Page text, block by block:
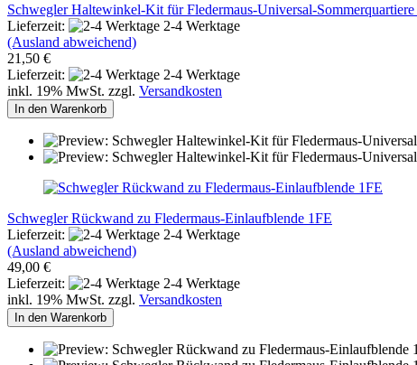
Schwegler Haltewinkel-Kit für Fledermaus-Universal-
Lieferzeit:
2-4 Werktage
(Ausland abweichend)
21,50 €
Lieferzeit:
2-4 Werktage
inkl. 19% MwSt. zzgl. Versandkosten
In den Warenkorb
Schwegler Rückwand zu Fledermaus-Einlaufblende 1FE
Lieferzeit:
2-4 Werktage
(Ausland abweichend)
49,00 €
Lieferzeit:
2-4 Werktage
inkl. 19% MwSt. zzgl. Versandkosten
In den Warenkorb